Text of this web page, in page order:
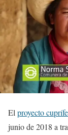
El proyecto
junio de 2018 a